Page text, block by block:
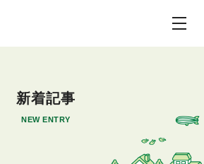
新着記事
NEW ENTRY